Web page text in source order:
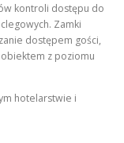
kontroli dostępu do
Zamki
dostępem gości,
z poziomu
hotelarstwie i